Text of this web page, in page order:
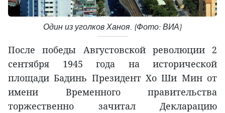
Один из уголков Ханоя. (Фото: ВИА)
После победы Августовской революции 2
сентября 1945 года на исторической
площади Бадинь Президент Хо Ши Мин от
имени Временного правительства
торжественно зачитал Декларацию